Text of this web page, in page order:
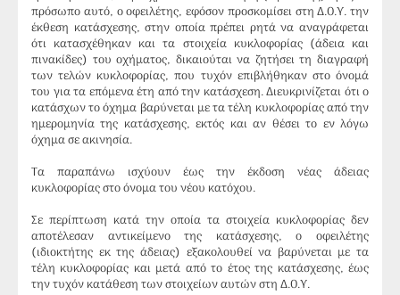
πρόσωπο αυτό, ο οφειλέτης, εφόσον προσκομίσει στη Δ.Ο.Υ. την
έκθεση κατάσχεσης, στην οποία πρέπει ρητά να αναγράφεται
ότι κατασχέθηκαν και τα στοιχεία κυκλοφορίας (άδεια και
πινακίδες) του οχήματος, δικαιούται να ζητήσει τη διαγραφή
των τελών κυκλοφορίας, που τυχόν επιβλήθηκαν στο όνομά
του για τα επόμενα έτη από την κατάσχεση. Διευκρινίζεται ότι ο
κατάσχων το όχημα βαρύνεται με τα τέλη κυκλοφορίας από την
ημερομηνία της κατάσχεσης, εκτός και αν θέσει το εν λόγω
όχημα σε ακινησία.
Τα παραπάνω ισχύουν έως την έκδοση νέας άδειας
κυκλοφορίας στο όνομα του νέου κατόχου.
Σε περίπτωση κατά την οποία τα στοιχεία κυκλοφορίας δεν
αποτέλεσαν αντικείμενο της κατάσχεσης, ο οφειλέτης
(ιδιοκτήτης εκ της άδειας) εξακολουθεί να βαρύνεται με τα
τέλη κυκλοφορίας και μετά από το έτος της κατάσχεσης, έως
την τυχόν κατάθεση των στοιχείων αυτών στη Δ.Ο.Υ.